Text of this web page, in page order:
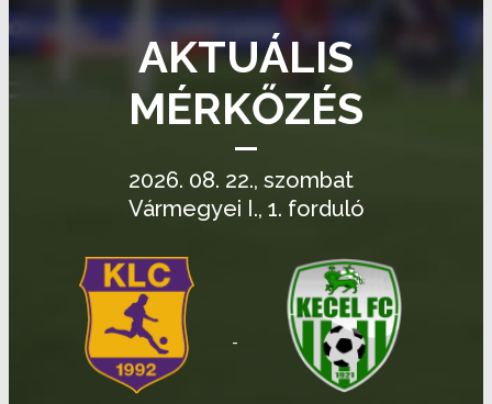
AKTUÁLIS
MÉRKŐZÉS
2026. 08. 22., szombat
Vármegyei I., 1. forduló
-